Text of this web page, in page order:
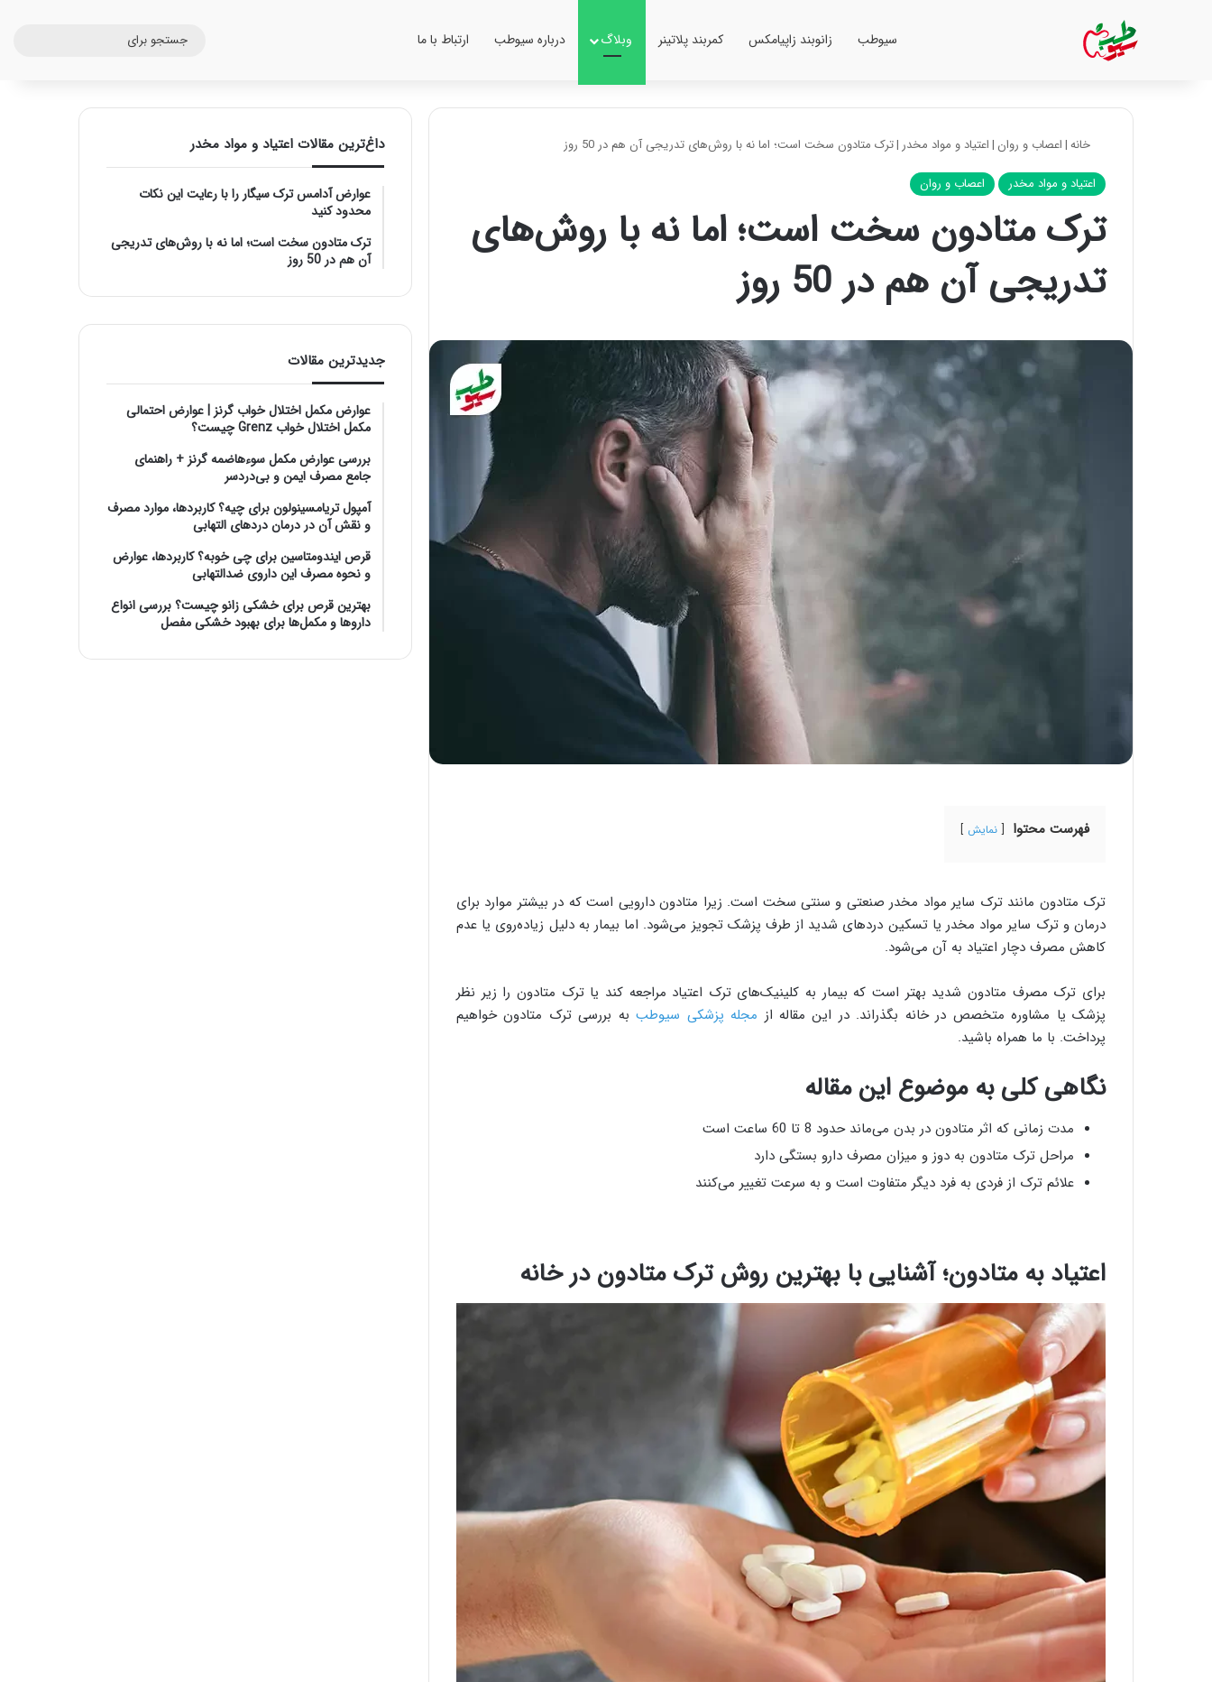
سیوطب زانوبند زاپیامکس کمربند پلاتینر وبلاگ درباره سیوطب ارتباط با ما
خانه|اعصاب و روان |اعتیاد و مواد مخدر |ترک متادون سخت است؛ اما نه با روش‌های تدریجی آن هم در 50 روز
اعتیاد و مواد مخدر اعصاب و روان
ترک متادون سخت است؛ اما نه با روش‌های
تدریجی آن هم در 50 روز
فهرست محتوا نمایش
ترک متادون مانند ترک سایر مواد مخدر صنعتی و سنتی سخت است. زیرا متادون دارویی است که در بیشتر موارد برای
درمان و ترک سایر مواد مخدر یا تسکین دردهای شدید از طرف پزشک تجویز می‌شود. اما بیمار به دلیل زیاده‌روی یا عدم
کاهش مصرف دچار اعتیاد به آن می‌شود.
برای ترک مصرف متادون شدید بهتر است که بیمار به کلینیک‌های ترک اعتیاد مراجعه کند یا ترک متادون را زیر نظر
پزشک یا مشاوره متخصص در خانه بگذراند. در این مقاله از مجله پزشکی سیوطببه بررسی ترک متادون خواهیم
پرداخت. با ما همراه باشید.
نگاهی کلی به موضوع این مقاله
مدت زمانی که اثر متادون در بدن می‌ماند حدود 8 تا 60 ساعت است
مراحل ترک متادون به دوز و میزان مصرف دارو بستگی دارد
علائم ترک از فردی به فرد دیگر متفاوت است و به سرعت تغییر می‌کنند
اعتیاد به متادون؛ آشنایی با بهترین روش ترک متادون در خانه
داغ‌ترین مقالات اعتیاد و مواد مخدر
عوارض آدامس ترک سیگار را با رعایت این نکات
محدود کنید
ترک متادون سخت است؛ اما نه با روش‌های تدریجی
آن هم در 50 روز
جدیدترین مقالات
عوارض مکمل اختلال خواب گرنز | عوارض احتمالی
مکمل اختلال خواب Grenz چیست؟
بررسی عوارض مکمل سوءهاضمه گرنز + راهنمای
جامع مصرف ایمن و بی‌دردسر
آمپول تریامسینولون برای چیه؟ کاربردها، موارد مصرف
و نقش آن در درمان دردهای التهابی
قرص ایندومتاسین برای چی خوبه؟ کاربردها، عوارض
و نحوه مصرف این داروی ضدالتهابی
بهترین قرص برای خشکی زانو چیست؟ بررسی انواع
داروها و مکمل‌ها برای بهبود خشکی مفصل